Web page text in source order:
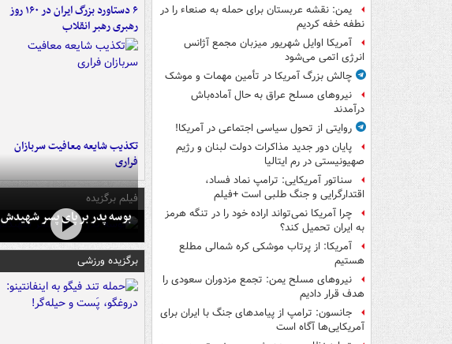
یمن: نقشه عربستان برای حمله به صنعاء را در
نطفه خفه کردیم
آمریکا اوایل شهریور میزبان مجمع آژانس
انرژی اتمی می‌شود
چالش بزرگ آمریکا در تأمین مهمات و موشک
نیروهای مسلح عراق به حال آماده‌باش
درآمدند
روایتی از تحول سیاسی اجتماعی در آمریکا!
پایان دور جدید مذاکرات دولت لبنان و رژیم
صهیونیستی در رم ایتالیا
سناتور آمریکایی: ترامپ نماد فساد،
اقتدارگرایی و جنگ طلبی است +فیلم
چرا آمریکا نمی‌تواند اراده خود را در تنگه هرمز
به ایران تحمیل کند؟
آمریکا: از پرتاب موشکی کره شمالی مطلع
هستیم
نیروهای مسلح یمن: تجمع مزدوران سعودی را
هدف قرار دادیم
جانسون: ترامپ از پیامدهای جنگ با ایران برای
آمریکایی‌ها آگاه است
۶ دستاورد بزرگ ایران در ۱۶۰ روز
رهبری رهبر انقلاب
تکذیب شایعه معافیت سربازان
فراری
فیلم برگزیده
بوسه‌ پدر بر پای پسر شهیدش
برگزیده ورزشی